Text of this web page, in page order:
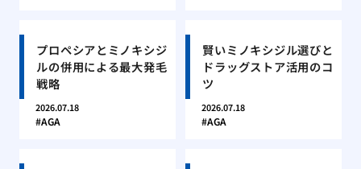
プロペシアとミノキシジ
ルの併用による最大発毛
戦略
2026.07.18
AGA
賢いミノキシジル選びと
ドラッグストア活用のコ
ツ
2026.07.18
AGA